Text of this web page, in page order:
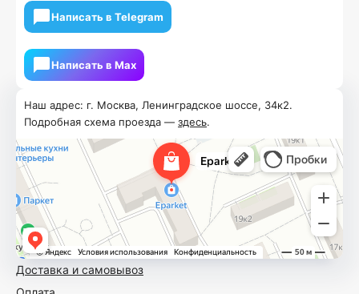
Доставка и самовывоз
Наш адрес: г. Москва, Ленинградское шоссе, 34к2.
Подробная схема проезда — здесь.
Написать в Telegram
Написать в Мах